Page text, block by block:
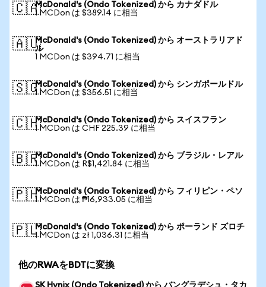
🇨🇦McDonald's (Ondo Tokenized) から カナダドル
1 MCDon は $389.14 に相当
🇦🇺McDonald's (Ondo Tokenized) から オーストラリアド
ル
1 MCDon は $394.71 に相当
🇸🇬McDonald's (Ondo Tokenized) から シンガポールドル
1 MCDon は $356.51 に相当
🇨🇭McDonald's (Ondo Tokenized) から スイスフラン
1 MCDon は CHF 225.39 に相当
🇧🇷McDonald's (Ondo Tokenized) から ブラジル・レアル
1 MCDon は R$1,421.84 に相当
🇵🇭McDonald's (Ondo Tokenized) から フィリピン・ペソ
1 MCDon は ₱16,933.05 に相当
🇵🇱McDonald's (Ondo Tokenized) から ポーランド ズロチ
1 MCDon は zł 1,036.31 に相当
他のRWAをBDTに変換
SK Hynix (Ondo Tokenized) から バングラデシュ・タカ